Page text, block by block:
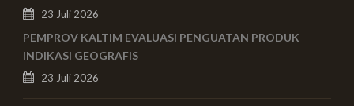
23 Juli 2026
PEMPROV KALTIM EVALUASI PENGUATAN PRODUK
INDIKASI GEOGRAFIS
23 Juli 2026